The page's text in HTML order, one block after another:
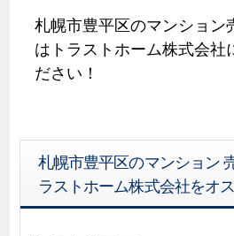
札幌市豊平区のマンション
はトラストホーム株式会社
ださい！
札幌市豊平区のマンション
ラストホーム株式会社をオ